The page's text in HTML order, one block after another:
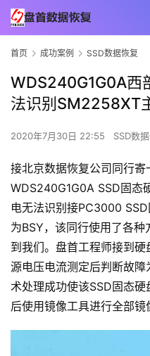
首页 成功案例 SSD数据恢复
WDS240G1G0A西
法识别SM2258XT
2020年7月30日 22:55 SSD数
接北京数据恢复公司同行寄
WDS240G1G0A SSD固态
电无法识别接PC3000
为BSY，该同行使用了各
到我们。盘首工程师接到
源电压电流测定后判断故
术处理成功使该SSD固态
后使用镜像工具进行全部镜